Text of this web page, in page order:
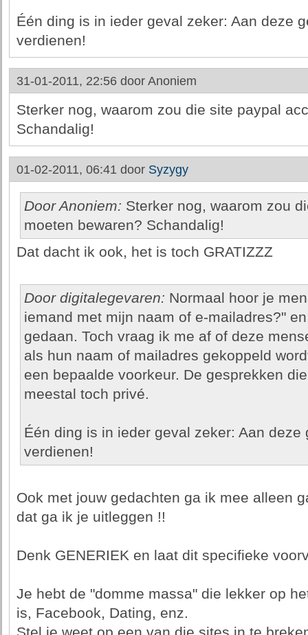
Één ding is in ieder geval zeker: Aan deze
verdienen!
31-01-2011, 22:56 door Anoniem
Sterker nog, waarom zou die site paypal
Schandalig!
01-02-2011, 06:41 door Syzygy
Door Anoniem: Sterker nog, waarom zou
moeten bewaren? Schandalig!
Dat dacht ik ook, het is toch GRATIZZZ
Door digitalegevaren: Normaal hoor je
iemand met mijn naam of e-mailadres?"
gedaan. Toch vraag ik me af of deze
als hun naam of mailadres gekoppeld
een bepaalde voorkeur. De gesprekken
meestal toch privé.
Één ding is in ieder geval zeker: Aan
verdienen!
Ook met jouw gedachten ga ik mee alleen
dat ga ik je uitleggen !!
Denk GENERIEK en laat dit specifieke
Je hebt de "domme massa" die lekker op
is, Facebook, Dating, enz.